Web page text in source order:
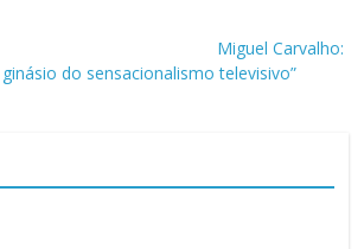
Miguel Carvalho:
do sensacionalismo televisivo”